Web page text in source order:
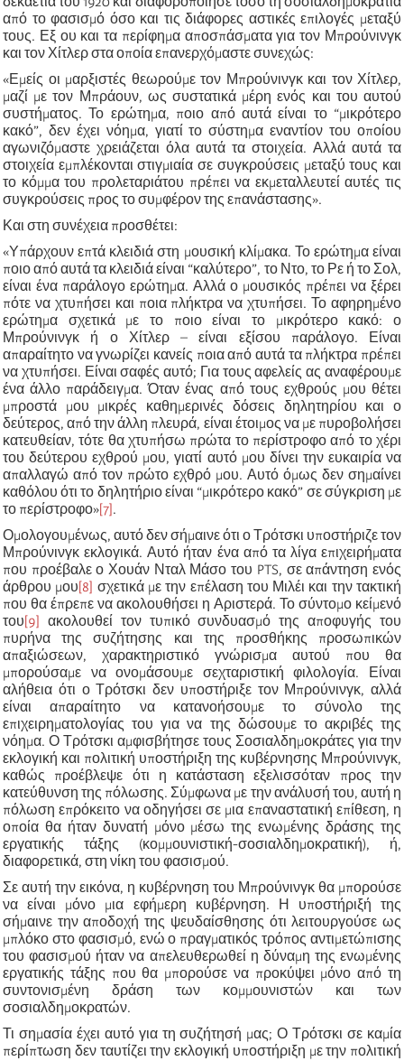
από το φασισμό όσο και τις διάφορες αστικές επιλογές μεταξύ
τους. Εξ ου και τα περίφημα αποσπάσματα για τον Μπρούνινγκ
και τον Χίτλερ στα οποία επανερχόμαστε συνεχώς:
«Εμείς οι μαρξιστές θεωρούμε τον Μπρούνινγκ και τον Χίτλερ,
μαζί με τον Μπράουν, ως συστατικά μέρη ενός και του αυτού
συστήματος. Το ερώτημα, ποιο από αυτά είναι το “μικρότερο
κακό”, δεν έχει νόημα, γιατί το σύστημα εναντίον του οποίου
αγωνιζόμαστε χρειάζεται όλα αυτά τα στοιχεία. Αλλά αυτά τα
στοιχεία εμπλέκονται στιγμιαία σε συγκρούσεις μεταξύ τους και
το κόμμα του προλεταριάτου πρέπει να εκμεταλλευτεί αυτές τις
συγκρούσεις προς το συμφέρον της επανάστασης».
Και στη συνέχεια προσθέτει:
«Υπάρχουν επτά κλειδιά στη μουσική κλίμακα. Το ερώτημα είναι
ποιο από αυτά τα κλειδιά είναι “καλύτερο”, το Ντο, το Ρε ή το Σολ,
είναι ένα παράλογο ερώτημα. Αλλά ο μουσικός πρέπει να ξέρει
πότε να χτυπήσει και ποια πλήκτρα να χτυπήσει. Το αφηρημένο
ερώτημα σχετικά με το ποιο είναι το μικρότερο κακό: ο
Μπρούνινγκ ή ο Χίτλερ – είναι εξίσου παράλογο. Είναι
απαραίτητο να γνωρίζει κανείς ποια από αυτά τα πλήκτρα πρέπει
να χτυπήσει. Είναι σαφές αυτό; Για τους αφελείς ας αναφέρουμε
ένα άλλο παράδειγμα. Όταν ένας από τους εχθρούς μου θέτει
μπροστά μου μικρές καθημερινές δόσεις δηλητηρίου και ο
δεύτερος, από την άλλη πλευρά, είναι έτοιμος να με πυροβολήσει
κατευθείαν, τότε θα χτυπήσω πρώτα το περίστροφο από το χέρι
του δεύτερου εχθρού μου, γιατί αυτό μου δίνει την ευκαιρία να
απαλλαγώ από τον πρώτο εχθρό μου. Αυτό όμως δεν σημαίνει
καθόλου ότι το δηλητήριο είναι “μικρότερο κακό” σε σύγκριση με
το περίστροφο»[7].
Ομολογουμένως, αυτό δεν σήμαινε ότι ο Τρότσκι υποστήριζε τον
Μπρούνινγκ εκλογικά. Αυτό ήταν ένα από τα λίγα επιχειρήματα
που προέβαλε ο Χουάν Νταλ Μάσο του PTS, σε απάντηση ενός
άρθρου μου[8] σχετικά με την επέλαση του Μιλέι και την τακτική
που θα έπρεπε να ακολουθήσει η Αριστερά. Το σύντομο κείμενό
του[9] ακολουθεί τον τυπικό συνδυασμό της αποφυγής του
πυρήνα της συζήτησης και της προσθήκης προσωπικών
απαξιώσεων, χαρακτηριστικό γνώρισμα αυτού που θα
μπορούσαμε να ονομάσουμε σεχταριστική φιλολογία. Είναι
αλήθεια ότι ο Τρότσκι δεν υποστήριξε τον Μπρούνινγκ, αλλά
είναι απαραίτητο να κατανοήσουμε το σύνολο της
επιχειρηματολογίας του για να της δώσουμε το ακριβές της
νόημα. Ο Τρότσκι αμφισβήτησε τους Σοσιαλδημοκράτες για την
εκλογική και πολιτική υποστήριξη της κυβέρνησης Μπρούνινγκ,
καθώς προέβλεψε ότι η κατάσταση εξελισσόταν προς την
κατεύθυνση της πόλωσης. Σύμφωνα με την ανάλυσή του, αυτή η
πόλωση επρόκειτο να οδηγήσει σε μια επαναστατική επίθεση, η
οποία θα ήταν δυνατή μόνο μέσω της ενωμένης δράσης της
εργατικής τάξης (κομμουνιστική-σοσιαλδημοκρατική), ή,
διαφορετικά, στη νίκη του φασισμού.
Σε αυτή την εικόνα, η κυβέρνηση του Μπρούνινγκ θα μπορούσε
να είναι μόνο μια εφήμερη κυβέρνηση. Η υποστήριξή της
σήμαινε την αποδοχή της ψευδαίσθησης ότι λειτουργούσε ως
μπλόκο στο φασισμό, ενώ ο πραγματικός τρόπος αντιμετώπισης
του φασισμού ήταν να απελευθερωθεί η δύναμη της ενωμένης
εργατικής τάξης που θα μπορούσε να προκύψει μόνο από τη
συντονισμένη δράση των κομμουνιστών και των
σοσιαλδημοκρατών.
Τι σημασία έχει αυτό για τη συζήτησή μας; Ο Τρότσκι σε καμία
περίπτωση δεν ταυτίζει την εκλογική υποστήριξη με την πολιτική